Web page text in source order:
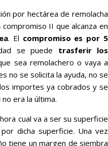
por hectárea de remolacha
II que alcanza en
. El compromiso es por 5
se puede trasferir los
sea remolachero o vaya a
no se solicita la ayuda, no se
importes ya cobrados y se
era la última.
cual va a ser su superficie
dicha superficie. Una vez
tiene un margen de siembra